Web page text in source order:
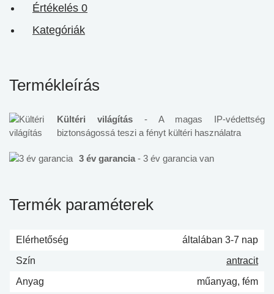
Értékelés 0
Kategóriák
Termékleírás
Kültéri világítás - A magas IP-védettség
biztonságossá teszi a fényt kültéri használatra
3 év garancia - 3 év garancia van
Termék paraméterek
Elérhetőség
általában 3-7 nap
Szín
antracit
Anyag
műanyag, fém